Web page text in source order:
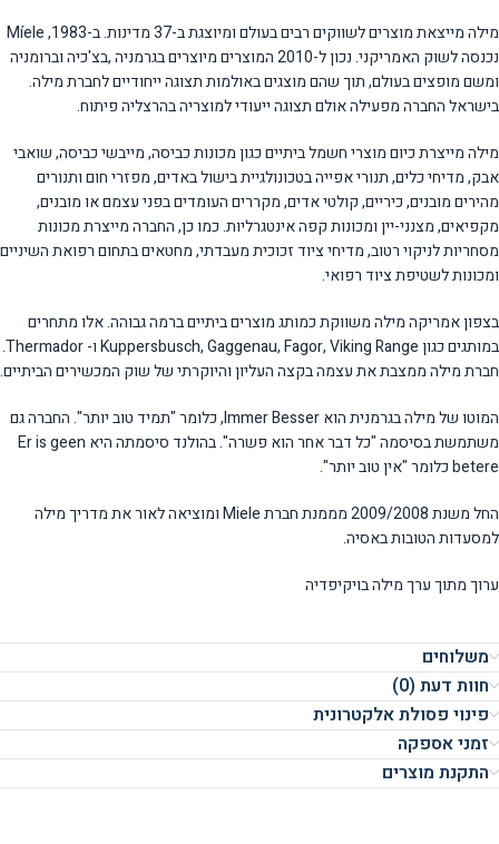
מילה מייצאת מוצרים לשווקים רבים בעולם ומיוצגת ב-37 מדינות. ב-1983, Míele
נכנסה לשוק האמריקני. נכון ל-2010 המוצרים מיוצרים בגרמניה ,בצ'כיה וברומניה
ומשם מופצים בעולם, תוך שהם מוצגים באולמות תצוגה ייחודיים לחברת מילה.
בישראל החברה מפעילה אולם תצוגה ייעודי למוצריה בהרצליה פיתוח.
מילה מייצרת כיום מוצרי חשמל ביתיים כגון מכונות כביסה, מייבשי כביסה, שואבי
אבק, מדיחי כלים, תנורי אפייה בטכונולגיית בישול באדים, מפזרי חום ותנורים
מהירים מובנים, כיריים, קולטי אדים, מקררים העומדים בפני עצמם או מובנים,
מקפיאים, מצנני-יין ומכונות קפה אינטגרליות. כמו כן, החברה מייצרת מכונות
מסחריות לניקוי רטוב, מדיחי ציוד זכוכית מעבדתי, מחטאים בתחום רפואת השיניים
ומכונות לשטיפת ציוד רפואי.
בצפון אמריקה מילה משווקת כמותג מוצרים ביתיים ברמה גבוהה. אלו מתחרים
במותגים כגון Kuppersbusch, Gaggenau, Fagor, Viking Range ו- Thermador.
חברת מילה ממצבת את עצמה בקצה העליון והיוקרתי של שוק המכשירים הביתיים.
המוטו של מילה בגרמנית הוא Immer Besser, כלומר "תמיד טוב יותר". החברה גם
משתמשת בסיסמה "כל דבר אחר הוא פשרה". בהולנד סיסמתה היא Er is geen
betere כלומר "אין טוב יותר".
החל משנת 2009/2008 מממנת חברת Miele ומוציאה לאור את מדריך מילה
למסעדות הטובות באסיה.
ערוך מתוך ערך מילה בויקיפדיה
משלוחים
חוות דעת (0)
פינוי פסולת אלקטרונית
זמני אספקה
התקנת מוצרים